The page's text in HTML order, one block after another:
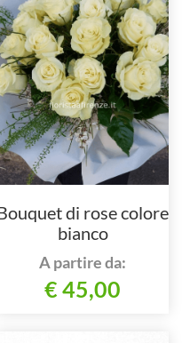
di rose colore
bianco
A partire da:
€ 45,00